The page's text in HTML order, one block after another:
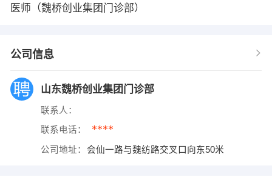
医师（魏桥创业集团门诊部）
公司信息
山东魏桥创业集团门诊部
联系人：
联系电话： ****
公司地址： 会仙一路与魏纺路交叉口向东50米